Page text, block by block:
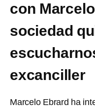
con
sociedad
excanciller
Marcelo Ebrard ha